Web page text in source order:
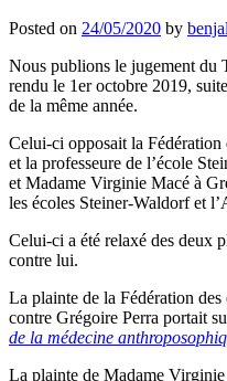
Posted on 24/05/2020 by
Nous publions le jugement du
rendu le 1er octobre 2019,
de la même année.
Celui-ci opposait la Fédération
et la professeure de l’école
et Madame Virginie Macé à
les écoles Steiner-Waldorf et
Celui-ci a été relaxé des deux
contre lui.
La plainte de la Fédération
contre Grégoire Perra portait
de la médecine
La plainte de Madame